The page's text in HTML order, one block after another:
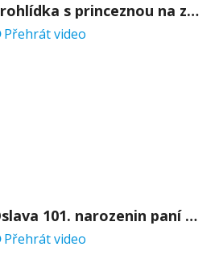
Prohlídka s princeznou na zámku Stekník
Přehrát video
Oslava 101. narozenin paní Věry Skořepové
Přehrát video